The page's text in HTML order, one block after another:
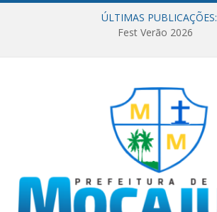
ÚLTIMAS PUBLICAÇÕES:
Fest Verão 2026